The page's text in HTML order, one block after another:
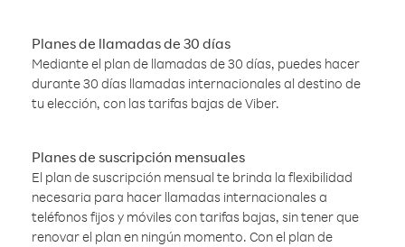
Planes de llamadas de 30 días
Mediante el plan de llamadas de 30 días, puedes hacer
durante 30 días llamadas internacionales al destino de
tu elección, con las tarifas bajas de Viber.
Planes de suscripción mensuales
El plan de suscripción mensual te brinda la flexibilidad
necesaria para hacer llamadas internacionales a
teléfonos fijos y móviles con tarifas bajas, sin tener que
renovar el plan en ningún momento. Con el plan de